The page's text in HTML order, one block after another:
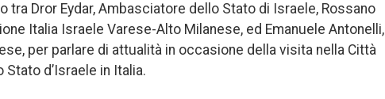
tra Dror Eydar, Ambasciatore dello Stato di Israele, Rossano
Italia Israele Varese-Alto Milanese, ed Emanuele Antonelli,
per parlare di attualità in occasione della visita nella Città
d’Israele in Italia.